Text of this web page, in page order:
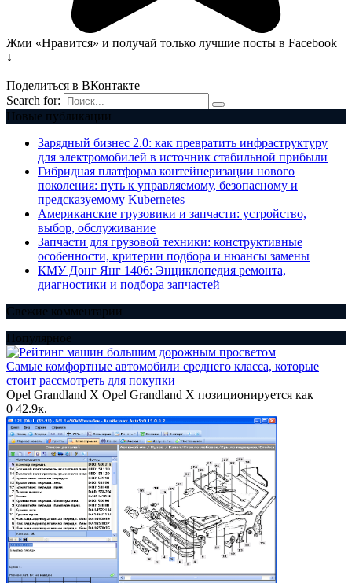
Жми «Нравится» и получай только лучшие посты в Facebook
↓
Поделиться в ВКонтакте
Search for:
Новые публикации
Зарядный бизнес 2.0: как превратить инфраструктуру
для электромобилей в источник стабильной прибыли
Гибридная платформа контейнеризации нового
поколения: путь к управляемому, безопасному и
предсказуемому Kubernetes
Американские грузовики и запчасти: устройство,
выбор, обслуживание
Запчасти для грузовой техники: конструктивные
особенности, критерии подбора и нюансы замены
КМУ Донг Янг 1406: Энциклопедия ремонта,
диагностики и подбора запчастей
Свежие комментарии
Популярное
Самые комфортные автомобили среднего класса, которые
стоит рассмотреть для покупки
Opel Grandland X Opel Grandland X позиционируется как
0 42.9к.